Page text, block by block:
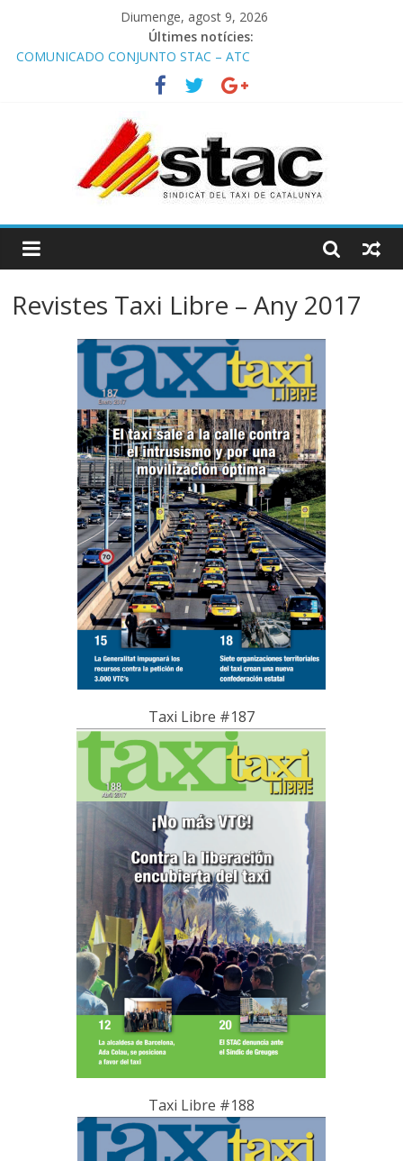
Diumenge, agost 9, 2026
Últimes notícies:
COMUNICADO CONJUNTO STAC – ATC
Comunicado STAC/ ATC de la reunión con los Mossos d
‘Esquadra del aeropuerto de Barcelona.
Programa de Radio TAXI LIBRE 29.07.2026 en COOLTURA FM.
STAC/ATC SOLICITAN TAULA TÈCNICA PARA MEJORAR LA
OPERATIVA DE ENTRADA EN EL PUERTO DE BARCELONA.
Programa de Radio TAXI LIBRE 22.07.2026 en COOLTURA FM.
Revistes Taxi Libre – Any 2017
Taxi Libre #187
Taxi Libre #188